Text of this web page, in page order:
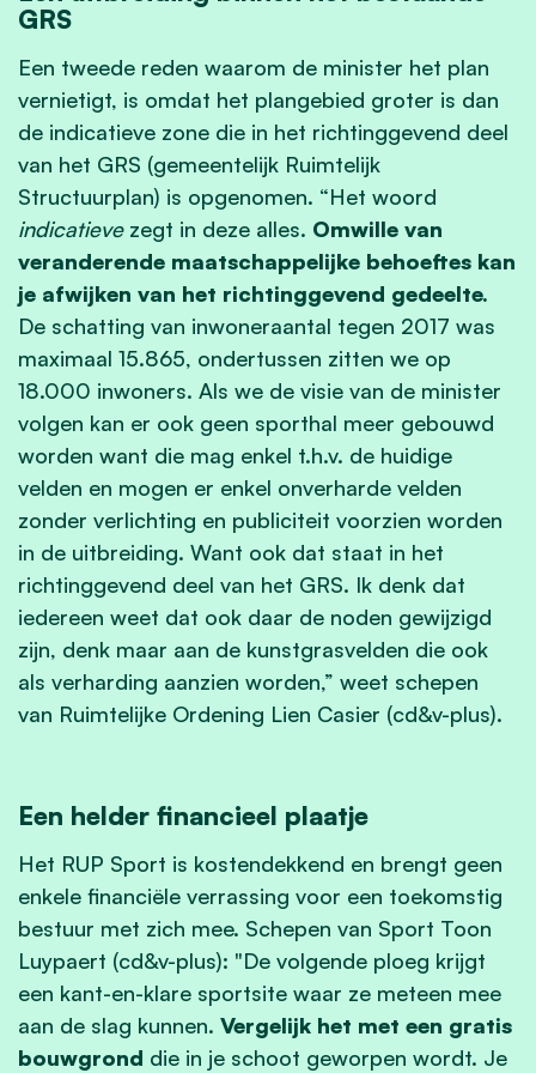
GRS
Een tweede reden waarom de minister het plan
vernietigt, is omdat het plangebied groter is dan
de indicatieve zone die in het richtinggevend deel
van het GRS (gemeentelijk Ruimtelijk
Structuurplan) is opgenomen. “Het woord
indicatieve zegt in deze alles. Omwille van
veranderende maatschappelijke behoeftes kan
je afwijken van het richtinggevend gedeelte.
De schatting van inwoneraantal tegen 2017 was
maximaal 15.865, ondertussen zitten we op
18.000 inwoners. Als we de visie van de minister
volgen kan er ook geen sporthal meer gebouwd
worden want die mag enkel t.h.v. de huidige
velden en mogen er enkel onverharde velden
zonder verlichting en publiciteit voorzien worden
in de uitbreiding. Want ook dat staat in het
richtinggevend deel van het GRS. Ik denk dat
iedereen weet dat ook daar de noden gewijzigd
zijn, denk maar aan de kunstgrasvelden die ook
als verharding aanzien worden,” weet schepen
van Ruimtelijke Ordening Lien Casier (cd&v-plus).
Een helder financieel plaatje
Het RUP Sport is kostendekkend en brengt geen
enkele financiële verrassing voor een toekomstig
bestuur met zich mee. Schepen van Sport Toon
Luypaert (cd&v-plus): "De volgende ploeg krijgt
een kant-en-klare sportsite waar ze meteen mee
aan de slag kunnen. Vergelijk het met een gratis
bouwgrond die in je schoot geworpen wordt. Je